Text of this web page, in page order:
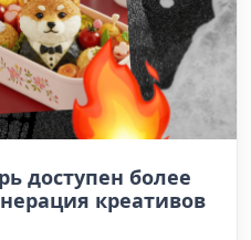
доступен более
креативов